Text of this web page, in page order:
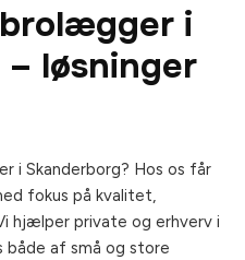
i
løsninger
i Skanderborg? Hos os får
fokus på kvalitet,
hjælper private og erhverv i
både af små og store